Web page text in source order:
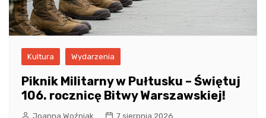
Kultura Wydarzenia
Piknik Militarny w Pułtusku – Świętuj
106. rocznicę Bitwy Warszawskiej!
Joanna Woźniak 7 sierpnia 2026